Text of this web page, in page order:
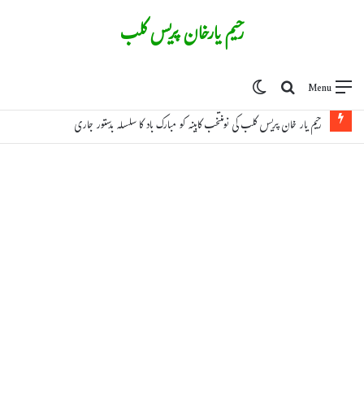
رحیم یارخان پریس کلب
Menu
Search for
رحیم یار خان پریس کلب کی نومنتخب کابینہ کو مبارک باد کا سلسلہ بدستور جاری